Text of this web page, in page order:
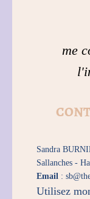
me
Sandra
Sallanches -
Email :
Utilisez